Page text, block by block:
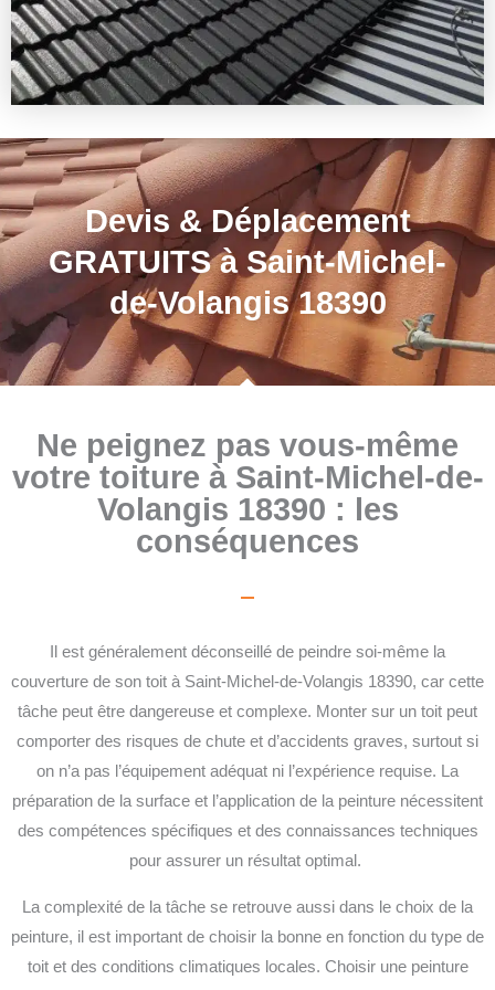
Devis & Déplacement
GRATUITS à Saint-Michel-
de-Volangis 18390
Ne peignez pas vous-même
votre toiture à Saint-Michel-de-
Volangis 18390 : les
conséquences
Il est généralement déconseillé de peindre soi-même la
couverture de son toit à Saint-Michel-de-Volangis 18390, car cette
tâche peut être dangereuse et complexe. Monter sur un toit peut
comporter des risques de chute et d’accidents graves, surtout si
on n’a pas l’équipement adéquat ni l’expérience requise. La
préparation de la surface et l’application de la peinture nécessitent
des compétences spécifiques et des connaissances techniques
pour assurer un résultat optimal.
La complexité de la tâche se retrouve aussi dans le choix de la
peinture, il est important de choisir la bonne en fonction du type de
toit et des conditions climatiques locales. Choisir une peinture